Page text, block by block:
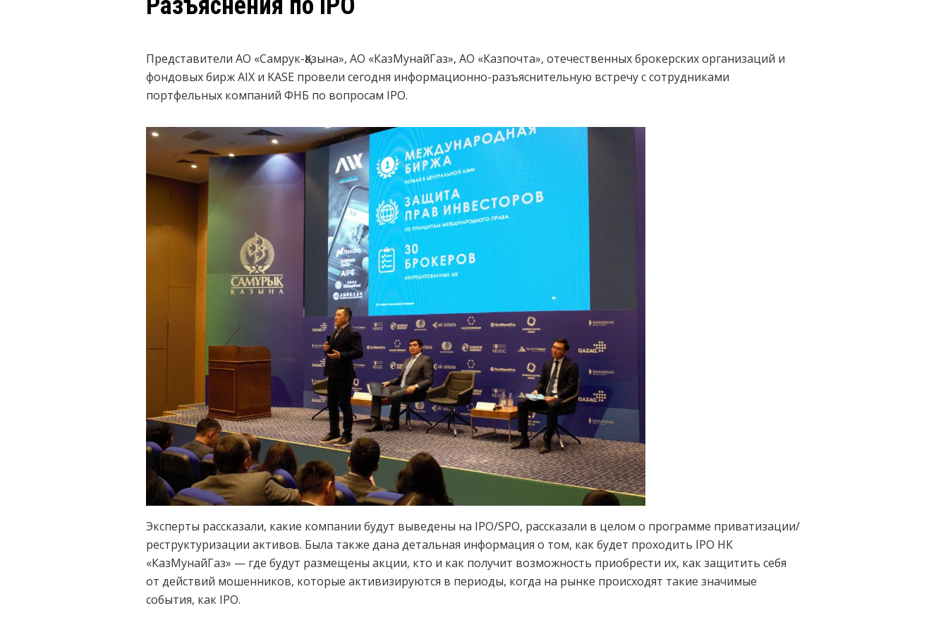
Представители АО «Самрук-Қазына», АО «КазМунайГаз», АО «Казпочта», отечественных брокерских организаций и
фондовых бирж AIX и KASE провели сегодня информационно-разъяснительную встречу с сотрудниками
портфельных компаний ФНБ по вопросам IPO.
Эксперты рассказали, какие компании будут выведены на IPO/SPO, рассказали в целом о программе приватизации/
реструктуризации активов. Была также дана детальная информация о том, как будет проходить IPO НК
«КазМунайГаз» — где будут размещены акции, кто и как получит возможность приобрести их, как защитить себя
от действий мошенников, которые активизируются в периоды, когда на рынке происходят такие значимые
события, как IPO.